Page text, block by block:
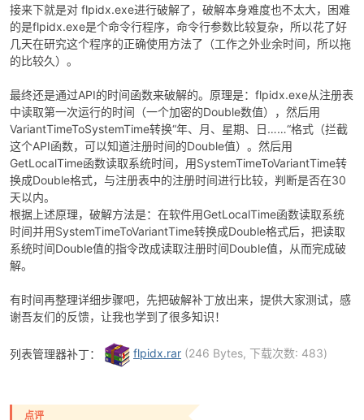
接来下就是对 flpidx.exe进行破解了，破解本身难度也不太大，困难
的是flpidx.exe是个命令行程序，命令行参数比较复杂，所以花了好
几天在研究这个程序的正确使用方法了（工作之外业余时间，所以拖
的比较久）。
最终还是通过API的时间函数来破解的。原理是：flpidx.exe从注册表
中读取第一次运行的时间（一个加密的Double数值），然后用
VariantTimeToSystemTime转换“年、月、星期、日……“格式（拦截
这个API函数，可以知道注册时间的Double值）。然后用
GetLocalTime函数读取系统时间，用SystemTimeToVariantTime转
换成Double格式，与注册表中的注册时间进行比较，判断是否在30
天以内。
根据上述原理，破解方法是：在软件用GetLocalTime函数读取系统
时间并用SystemTimeToVariantTime转换成Double格式后，把读取
系统时间Double值的指令改成读取注册时间Double值，从而完成破
解。
有时间再整理详细步骤吧，先把破解补丁放出来，提供大家测试，感
谢吾友们的反馈，让我也学到了很多知识！
列表管理器补丁： flpidx.rar (246 Bytes, 下载次数: 483)
点评